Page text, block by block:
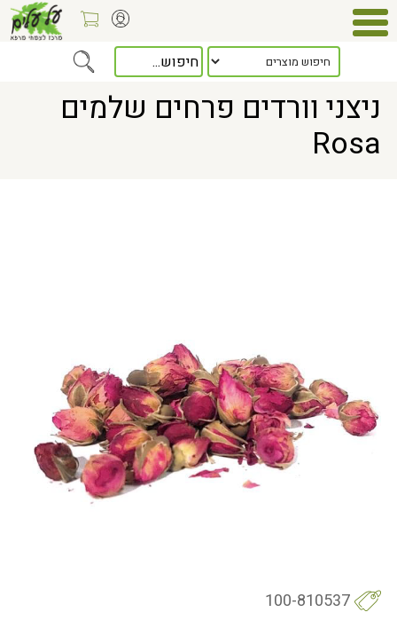
> ניצני וורדים פרחים שלמים Rosa
ניצני וורדים פרחים שלמים
Rosa
100-810537